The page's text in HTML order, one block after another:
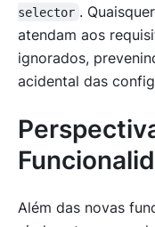
selector .
atendam aos
ignorados,
acidental das
Além das novas